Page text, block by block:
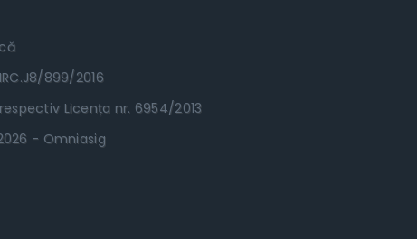
899/2016
Licența nr. 6954/2013
- Omniasig